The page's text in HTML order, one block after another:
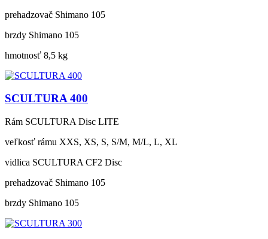
prehadzovač Shimano 105
brzdy Shimano 105
hmotnosť 8,5 kg
SCULTURA 400
Rám SCULTURA Disc LITE
veľkosť rámu XXS, XS, S, S/M, M/L, L, XL
vidlica SCULTURA CF2 Disc
prehadzovač Shimano 105
brzdy Shimano 105